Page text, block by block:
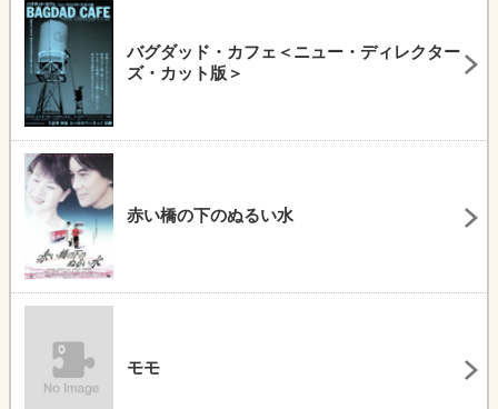
バグダッド・カフェ＜ニュー・ディレクター
ズ・カット版＞
赤い橋の下のぬるい水
モモ